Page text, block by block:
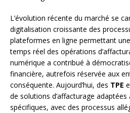
L’évolution récente du marché se
digitalisation croissante des
plateformes en ligne permettant
temps réel des opérations
numérique a contribué à
financière, autrefois réservée aux
conséquente. Aujourd’hui, des TPE
de solutions d’affacturage adaptées
spécifiques, avec des processus